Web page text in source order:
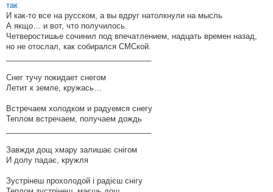
так
И как-то все на русском, а вы вдруг натолкнули на мысль
А якщо… и вот, что получилось.
Четверостишье сочинил под впечатлением, надцать времен назад,
но не отослал, как собирался СМСкой.
Снег тучу покидает снегом
Летит к земле, кружась…
Встречаем холодком и радуемся снегу
Теплом встречаем, получаем дождь
Завжди дощ хмару залишає снігом
И долу падає, кружля
Зустрінеш прохолодой і радієш снігу